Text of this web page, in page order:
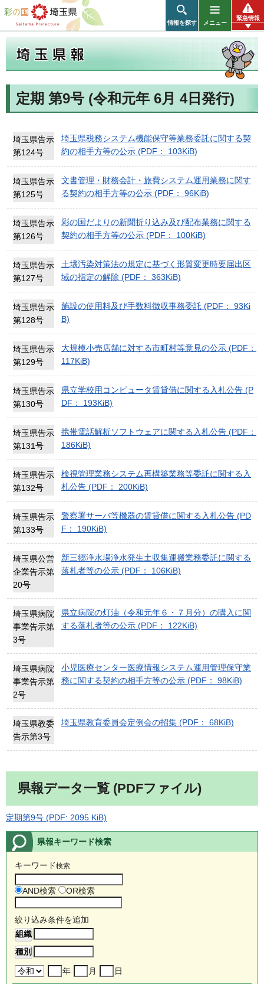
彩の国 埼玉県
情報を探す メニュー
緊急情報
定期 第9号 (令和元年 6月 4日発行)
埼玉県告示
第124号
埼玉県税務システム機能保守等業務委託に関する契
約の相手方等の公示 (PDF： 103KiB)
埼玉県告示
第125号
文書管理・財務会計・旅費システム運用業務に関す
る契約の相手方等の公示 (PDF： 96KiB)
埼玉県告示
第126号
彩の国だよりの新聞折り込み及び配布業務に関する
契約の相手方等の公示 (PDF： 100KiB)
埼玉県告示
第127号
土壌汚染対策法の規定に基づく形質変更時要届出区
域の指定の解除 (PDF： 363KiB)
埼玉県告示
第128号
施設の使用料及び手数料徴収事務委託 (PDF： 93Ki
B)
埼玉県告示
第129号
大規模小売店舗に対する市町村等意見の公示 (PDF：
117KiB)
埼玉県告示
第130号
県立学校用コンピュータ賃貸借に関する入札公告 (P
DF： 193KiB)
埼玉県告示
第131号
携帯電話解析ソフトウェアに関する入札公告 (PDF：
186KiB)
埼玉県告示
第132号
検視管理業務システム再構築業務等委託に関する入
札公告 (PDF： 200KiB)
埼玉県告示
第133号
警察署サーバ等機器の賃貸借に関する入札公告 (PD
F： 190KiB)
埼玉県公営
企業告示第
20号
新三郷浄水場浄水発生土収集運搬業務委託に関する
落札者等の公示 (PDF： 106KiB)
埼玉県病院
事業告示第
3号
県立病院の灯油（令和元年６・７月分）の購入に関
する落札者等の公示 (PDF： 122KiB)
埼玉県病院
事業告示第
2号
小児医療センター医療情報システム運用管理保守業
務に関する契約の相手方等の公示 (PDF： 98KiB)
埼玉県教委
告示第3号
埼玉県教育委員会定例会の招集 (PDF： 68KiB)
県報データ一覧 (PDFファイル)
定期第9号 (PDF: 2095 KiB)
県報キーワード検索
キーワード検索
AND検索 OR検索
絞り込み条件を追加
年 月 日